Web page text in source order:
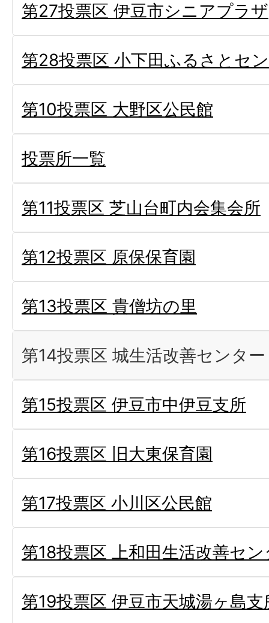
第27投票区 伊豆市シニアプラザ
第28投票区 小下田ふるさとセ
第10投票区 大野区公民館
投票所一覧
第11投票区 芝山台町内会集会所
第12投票区 原保保育園
第13投票区 貴僧坊の里
第14投票区 城生活改善センター
第15投票区 伊豆市中伊豆支所
第16投票区 旧大東保育園
第17投票区 小川区公民館
第18投票区 上和田生活改善セ
第19投票区 伊豆市天城湯ヶ島支